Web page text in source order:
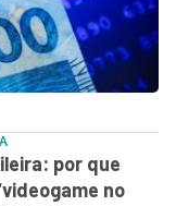
por que
no